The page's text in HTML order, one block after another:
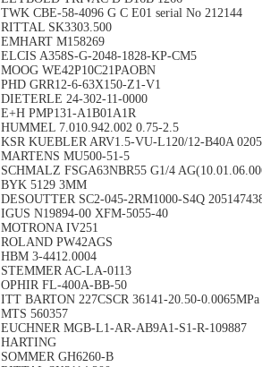
TWK CBE-58-4096 G C E01 serial No 212144
RITTAL SK3303.500
EMHART M158269
ELCIS A358S-G-2048-1828-KP-CM5
MOOG WE42P10C21PAOBN
PHD GRR12-6-63X150-Z1-V1
DIETERLE 24-302-11-0000
E+H PMP131-A1B01A1R
HUMMEL 7.010.942.002 0.75-2.5
KSR KUEBLER ARV1.5-VU-L120/12-B40A
MARTENS MU500-51-5
SCHMALZ FSGA63NBR55 G1/4
BYK 5129 3MM
DESOUTTER SC2-045-2RM1000-S4Q
IGUS N19894-00 XFM-5055-40
MOTRONA IV251
ROLAND PW42AGS
HBM 3-4412.0004
STEMMER AC-LA-0113
OPHIR FL-400A-BB-50
ITT BARTON 227CSCR 36141-20.50-0.0065MPa
MTS 560357
EUCHNER MGB-L1-AR-AB9A1-S1-R-109887
HARTING
SOMMER GH6260-B